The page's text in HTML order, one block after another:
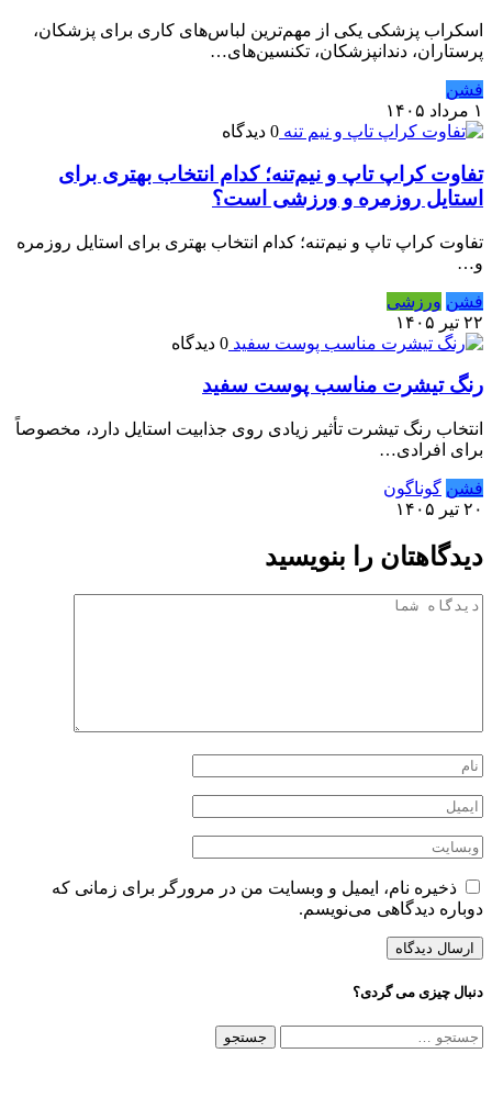
اسکراب پزشکی یکی از مهم‌ترین لباس‌های کاری برای پزشکان،
پرستاران، دندانپزشکان، تکنسین‌های…
فشن
۱ مرداد ۱۴۰۵
0 دیدگاه
تفاوت کراپ تاپ و نیم‌تنه؛ کدام انتخاب بهتری برای
استایل روزمره و ورزشی است؟
تفاوت کراپ تاپ و نیم‌تنه؛ کدام انتخاب بهتری برای استایل روزمره
و…
فشن ورزشی
۲۲ تیر ۱۴۰۵
0 دیدگاه
رنگ تیشرت مناسب پوست سفید
انتخاب رنگ تیشرت تأثیر زیادی روی جذابیت استایل دارد، مخصوصاً
برای افرادی…
فشن گوناگون
۲۰ تیر ۱۴۰۵
دیدگاهتان را بنویسید
ذخیره نام، ایمیل و وبسایت من در مرورگر برای زمانی که
دوباره دیدگاهی می‌نویسم.
دنبال چیزی می گردی؟
جستجو